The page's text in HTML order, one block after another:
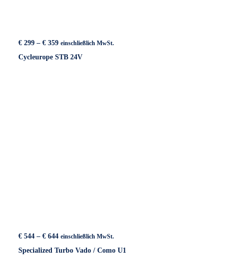
€ 299 – € 359Preisspanne:
bis
einschließlich MwSt.
Cycleurope STB 24V
€ 544 – € 644 Preisspanne:
bis
einschließlich MwSt.
Specialized Turbo Vado / Como U1